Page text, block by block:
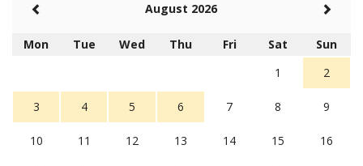
August 2026
Mon Tue Wed Thu Fri Sat
Sun
1
2
3 4 5 6 7 8 9
10 11 12 13 14 15 16